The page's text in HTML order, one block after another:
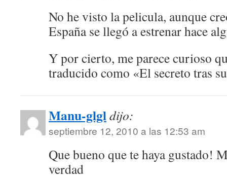
No he visto la pelicula, aunque
España se llegó a estrenar hace
Y por cierto, me parece curioso
traducido como «El secreto tras
Manu-glgldijo:
septiembre 12, 2010 a las 12:53 am
Que bueno que te haya gustado!
verdad